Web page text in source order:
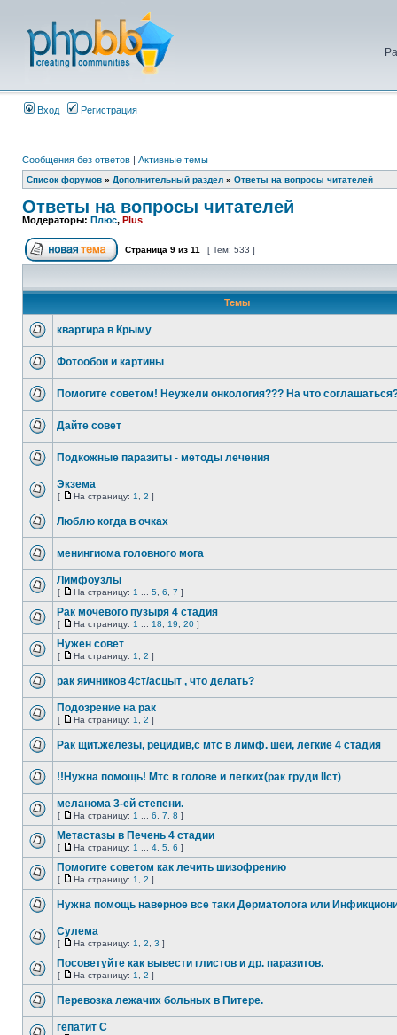
Вход Регистрация
Сообщения без ответов | Активные темы
Список форумов » Дополнительный раздел » Ответы на вопросы читателей
Ответы на вопросы читателей
Модераторы: Плюс, Plus
Страница 9 из 11 [ Тем: 533 ]
Темы
квартира в Крыму
Фотообои и картины
Помогите советом! Неужели онкология??? На что
Дайте совет
Подкожные паразиты - методы лечения
Экзема
[ На страницу: 1 2 ]
Люблю когда в очках
менингиома головного мога
Лимфоузлы
[ На страницу: 1 5 6 7 ]
Рак мочевого пузыря 4 стадия
[ На страницу: 1 18 19 20 ]
Нужен совет
[ На страницу: 1 2 ]
рак яичников 4ст/асцыт , что делать?
Подозрение на рак
[ На страницу: 1 2 ]
Рак щит.железы, рецидив,c мтс в лимф. шеи, легкие 4 стадия
!!Нужна помощь! Мтс в голове и легких(рак груди IIст)
меланома 3-ей степени.
[ На страницу: 1 6 7 8 ]
Метастазы в Печень 4 стадии
[ На страницу: 1 4 5 6 ]
Помогите советом как лечить шизофрению
[ На страницу: 1 2 ]
Нужна помощь наверное все таки Дерматолога или
Сулема
[ На страницу: 1 2 3 ]
Посоветуйте как вывести глистов и др. паразитов.
[ На страницу: 1 2 ]
Перевозка лежачих больных в Питере.
гепатит С